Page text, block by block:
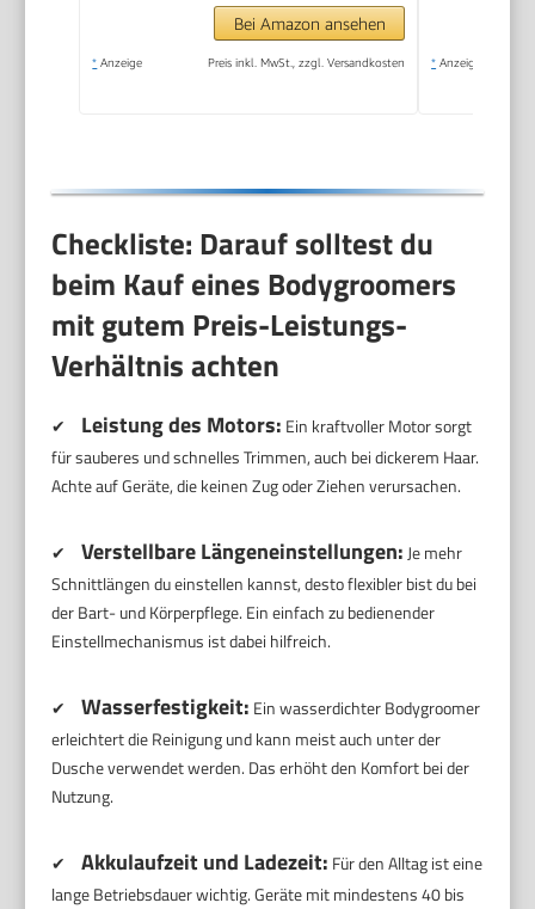
Rückenaufsatz, 100%
duschfest, 100 Min.
Bei Amazon ansehen
* Anzeige Preis inkl. MwSt., zzgl. Versandkosten * Anzeige
Checkliste: Darauf solltest du
beim Kauf eines Bodygroomers
mit gutem Preis-Leistungs-
Verhältnis achten
✔ Leistung des Motors: Ein kraftvoller Motor sorgt
für sauberes und schnelles Trimmen, auch bei dickerem Haar.
Achte auf Geräte, die keinen Zug oder Ziehen verursachen.
✔ Verstellbare Längeneinstellungen: Je mehr
Schnittlängen du einstellen kannst, desto flexibler bist du bei
der Bart- und Körperpflege. Ein einfach zu bedienender
Einstellmechanismus ist dabei hilfreich.
✔ Wasserfestigkeit: Ein wasserdichter Bodygroomer
erleichtert die Reinigung und kann meist auch unter der
Dusche verwendet werden. Das erhöht den Komfort bei der
Nutzung.
✔ Akkulaufzeit und Ladezeit: Für den Alltag ist eine
lange Betriebsdauer wichtig. Geräte mit mindestens 40 bis